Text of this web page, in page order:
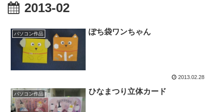
2013-02
パソコン作品 ぽち袋ワンちゃん
2013.02.28
パソコン作品 ひなまつり立体カード